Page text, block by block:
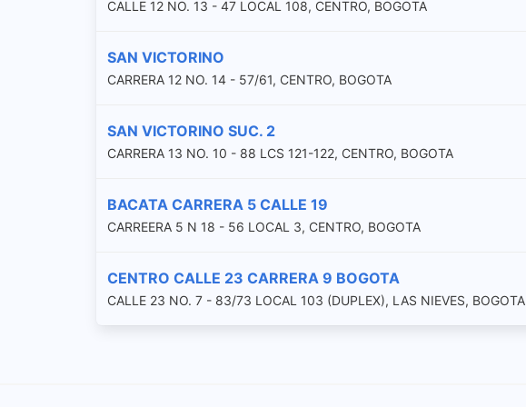
CALLE 12 NO. 13 - 47 LOCAL 108, CENTRO, BOGOTA
SAN VICTORINO
CARRERA 12 NO. 14 - 57/61, CENTRO, BOGOTA
SAN VICTORINO SUC. 2
CARRERA 13 NO. 10 - 88 LCS 121-122, CENTRO, BOGOTA
BACATA CARRERA 5 CALLE 19
CARREERA 5 N 18 - 56 LOCAL 3, CENTRO, BOGOTA
CENTRO CALLE 23 CARRERA 9 BOGOTA
CALLE 23 NO. 7 - 83/73 LOCAL 103 (DUPLEX), LAS NIEVES, BOGOTA